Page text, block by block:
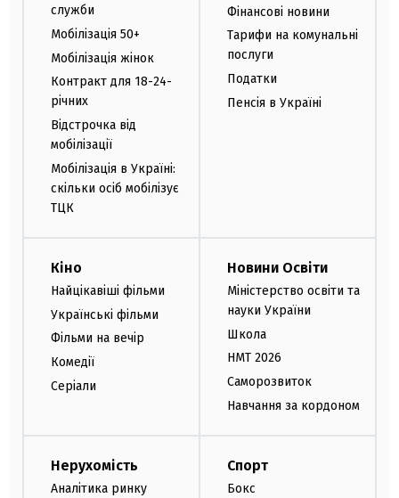
служби
Мобілізація 50+
Мобілізація жінок
Контракт для 18-24-
річних
Відстрочка від
мобілізації
Мобілізація в Україні:
скільки осіб мобілізує
ТЦК
Фінансові новини
Тарифи на комунальні
послуги
Податки
Пенсія в Україні
Кіно
Найцікавіші фільми
Українські фільми
Фільми на вечір
Комедії
Серіали
Новини Освіти
Міністерство освіти та
науки України
Школа
НМТ 2026
Саморозвиток
Навчання за кордоном
Нерухомість
Аналітика ринку
Спорт
Бокс